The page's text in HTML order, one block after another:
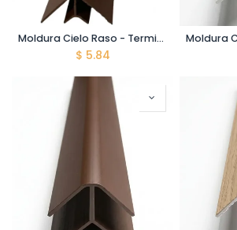
Moldura Cielo Raso - Terminal Interno - Chocolate - 5900mm
$ 5.84